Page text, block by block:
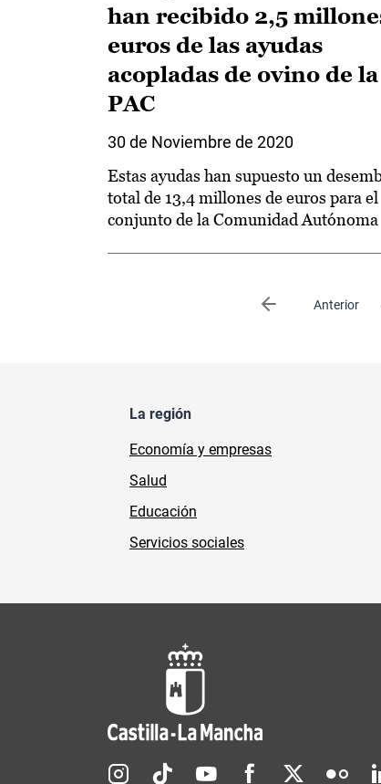
han recibido 2,5
euros de las ayudas
acopladas de ovino de la
PAC
30 de Noviembre de 2020
Estas ayudas han supuesto un
total de 13,4 millones de euros para el
conjunto de la Comunidad Autónoma
Anterior
Página anterior
La región
Economía y empresas
Salud
Educación
Servicios sociales
Redes sociales JCCM